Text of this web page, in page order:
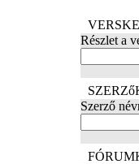
Részlet a
Szerző